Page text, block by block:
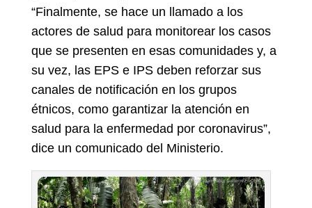
“Finalmente, se hace un llamado a los
actores de salud para monitorear los casos
que se presenten en esas comunidades y, a
su vez, las EPS e IPS deben reforzar sus
canales de notificación en los grupos
étnicos, como garantizar la atención en
salud para la enfermedad por coronavirus”,
dice un comunicado del Ministerio.